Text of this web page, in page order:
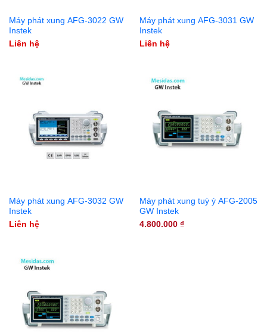
Máy phát xung AFG-3022 GW
Instek
Liên hệ
Máy phát xung AFG-3031 GW
Instek
Liên hệ
Máy phát xung AFG-3032 GW
Instek
Liên hệ
Máy phát xung tuỳ ý AFG-2005
GW Instek
4.800.000 ₫